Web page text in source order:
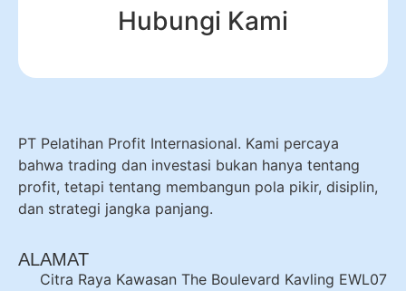
Hubungi Kami
PT Pelatihan Profit Internasional. Kami percaya
bahwa trading dan investasi bukan hanya tentang
profit, tetapi tentang membangun pola pikir, disiplin,
dan strategi jangka panjang.
ALAMAT
Citra Raya Kawasan The Boulevard Kavling EWL07